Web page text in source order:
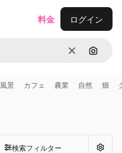
消去 画像で
料金 ログイン
風景 カフェ 農業 自然 畑
検索フィルター